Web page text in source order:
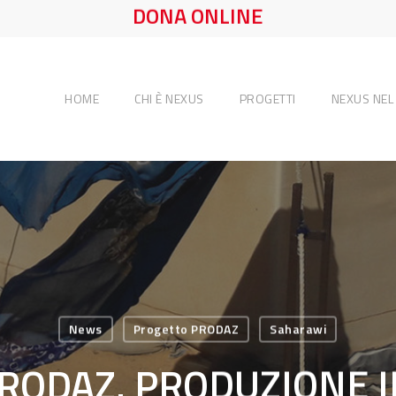
DONA ONLINE
HOME CHI È NEXUS PROGETTI NEXUS
News Progetto PRODAZ Saharawi